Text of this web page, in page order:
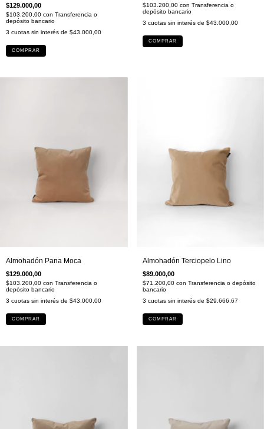
$129.000,00
$103.200,00 con Transferencia o
depósito bancario
3 cuotas sin interés de $43.000,00
COMPRAR
$103.200,00 con Transferencia o
depósito bancario
3 cuotas sin interés de $43.000,00
COMPRAR
Almohadón Pana Moca
$129.000,00
$103.200,00 con Transferencia o
depósito bancario
3 cuotas sin interés de $43.000,00
COMPRAR
Almohadón Terciopelo Lino
$89.000,00
$71.200,00 con Transferencia o depósito
bancario
3 cuotas sin interés de $29.666,67
COMPRAR